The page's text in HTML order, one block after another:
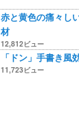
赤と黄色の痛々し
材
12,812ビュー
「ドン」手書き風
11,723ビュー